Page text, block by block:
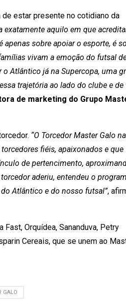
estar presente no cotidiano da
exatamente aquilo em que
sobre apoiar o esporte, é
vivam a emoção do futsal
Atlântico já na Supercopa, uma
trajetória ao lado do clube e de
de marketing do Grupo
“O Torcedor Master Galo
fiéis, apaixonados e que
de pertencimento,
aderiu, entendeu o
Atlântico e do nosso futsal”,
Orquídea, Sananduva, Petry
Cereais, que se unem ao
GALO